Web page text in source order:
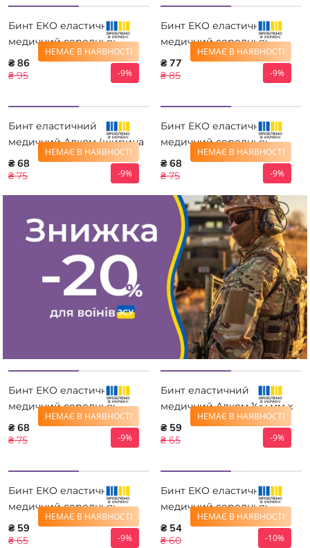
НЕМАЄ В НАЯВНОСТІ
-9%
Бинт ЕКО еластичний
медичний середньої
розтяжності 10 см*4 м
₴ 86
₴ 95
НЕМАЄ В НАЯВНОСТІ
-9%
Бинт ЕКО еластичний
медичний середньої
розтяжності 10 см*3,5 м
₴ 77
₴ 85
НЕМАЄ В НАЯВНОСТІ
-9%
Бинт еластичний
медичний Алком (ширина
8,0 см) 1,5м 5508А-1.5
₴ 68
₴ 75
НЕМАЄ В НАЯВНОСТІ
-9%
Бинт ЕКО еластичний
медичний середньої
розтяжності 8 см * 4 м
₴ 68
₴ 75
НЕМАЄ В НАЯВНОСТІ
-9%
Бинт ЕКО еластичний
медичний середньої
розтяжності 10 см *3 м
₴ 68
₴ 75
НЕМАЄ В НАЯВНОСТІ
-9%
Бинт еластичний
медичний Алком 100 мм х
1,0 м
₴ 59
₴ 65
НЕМАЄ В НАЯВНОСТІ
-9%
Бинт ЕКО еластичний
медичний середньої
розтяжності 10 см*2,5 м
₴ 59
₴ 65
НЕМАЄ В НАЯВНОСТІ
-10%
Бинт ЕКО еластичний
медичний середньої
розтяжності 8 см * 3 м
₴ 54
₴ 60